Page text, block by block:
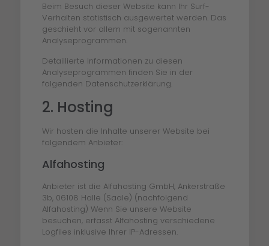
Beim Besuch dieser Website kann Ihr Surf-
Verhalten statistisch ausgewertet werden. Das
geschieht vor allem mit sogenannten
Analyseprogrammen.
Detaillierte Informationen zu diesen
Analyseprogrammen finden Sie in der
folgenden Datenschutzerklärung.
2. Hosting
Wir hosten die Inhalte unserer Website bei
folgendem Anbieter:
Alfahosting
Anbieter ist die Alfahosting GmbH, Ankerstraße
3b, 06108 Halle (Saale) (nachfolgend
Alfahosting) Wenn Sie unsere Website
besuchen, erfasst Alfahosting verschiedene
Logfiles inklusive Ihrer IP-Adressen.